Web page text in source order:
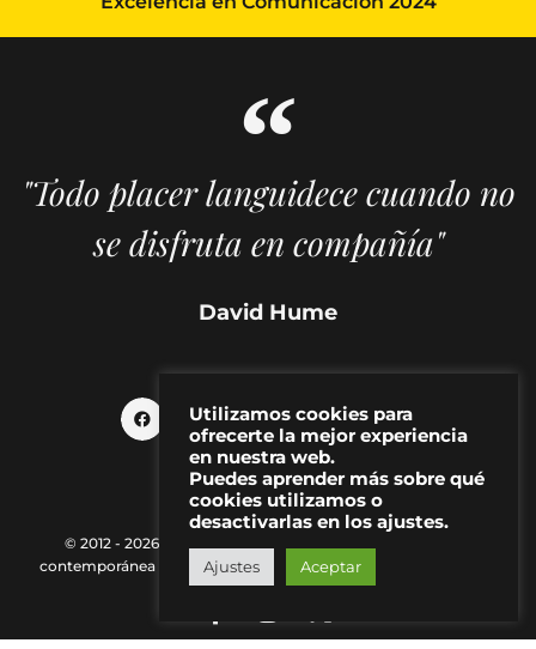
"Todo placer languidece cuando no
se disfruta en compañía"
David Hume
© 2012 - 2026 MAKMA | Revista de artes visuales y cultura
contemporánea |
Política de Privacidad|Aviso Legal
Utilizamos cookies para
ofrecerte la mejor experiencia
en nuestra web.
Puedes aprender más sobre qué
cookies utilizamos o
desactivarlas en los ajustes.
Ajustes Aceptar